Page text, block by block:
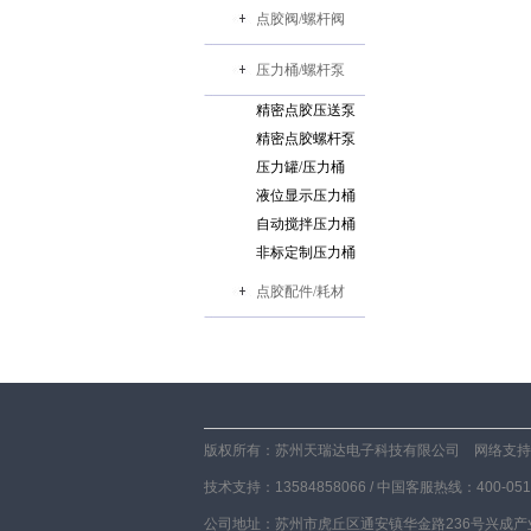
点胶阀/螺杆阀
压力桶/螺杆泵
精密点胶压送泵
精密点胶螺杆泵
压力罐/压力桶
液位显示压力桶
自动搅拌压力桶
非标定制压力桶
点胶配件/耗材
版权所有：苏州天瑞达电子科技有限公司 网络支
技术支持：13584858066 / 中国客服热线：400-
公司地址：苏州市虎丘区通安镇华金路236号兴成产